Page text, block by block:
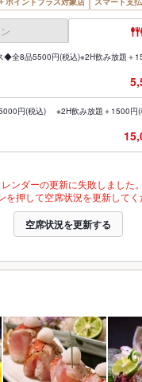
◆全8品5500円(税込)※2H飲み放題＋
円(税込) ※2H飲み放題＋1500円(
ンダーの更新に失敗しました。
を押して空席状況を更新してく
空席状況を更新する